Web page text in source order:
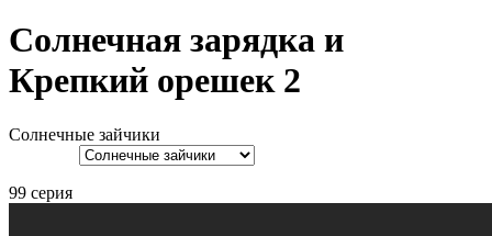
Солнечная зарядка и
Крепкий орешек 2
Солнечные зайчики
99 серия